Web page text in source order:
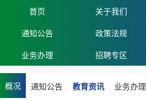
首页 关于我们
通知公告 政策法规
业务办理 招聘专区
概况 通知公告 教育资讯 业务办理